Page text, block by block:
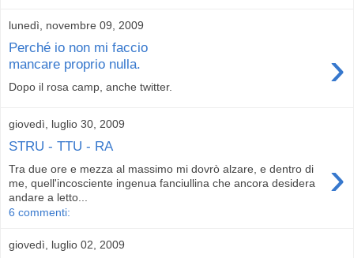
lunedì, novembre 09, 2009
Perché io non mi faccio
mancare proprio nulla.
›
Dopo il rosa camp, anche twitter.
giovedì, luglio 30, 2009
STRU - TTU - RA
›
Tra due ore e mezza al massimo mi dovrò alzare, e dentro di
me, quell'incosciente ingenua fanciullina che ancora desidera
andare a letto...
6 commenti:
giovedì, luglio 02, 2009